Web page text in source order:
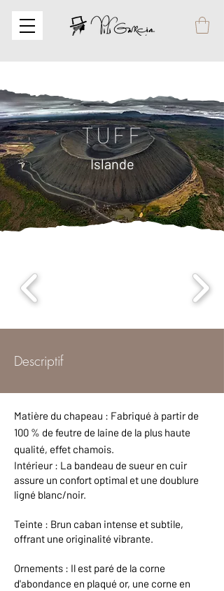
TUFF
Islande
Descriptif
Matière du chapeau : Fabriqué à partir de
100 % de feutre de laine de la plus haute
qualité, effet chamois.
​Intérieur : La bandeau de sueur en cuir
assure un confort optimal et une doublure
ligné blanc/noir.
Teinte : Brun caban intense et subtile,
offrant une originalité vibrante.
Ornements : Il est paré de la corne
d'abondance en plaqué or, une corne en